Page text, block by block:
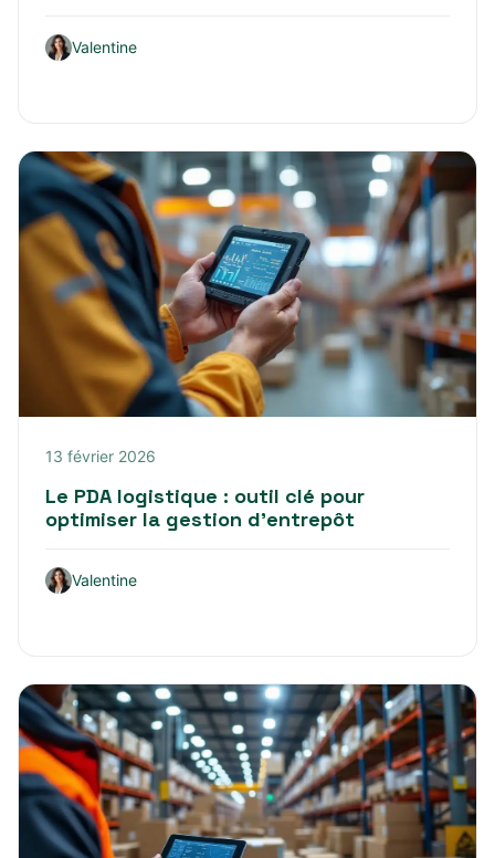
Valentine
13 février 2026
Le PDA logistique : outil clé pour
optimiser la gestion d’entrepôt
Valentine